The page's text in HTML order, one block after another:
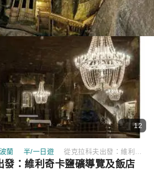
12
蘭 半/一日遊
發：維利奇卡鹽礦導覽及飯店